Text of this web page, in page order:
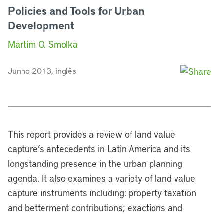
Policies and Tools for Urban
Development
Martim O. Smolka
Junho 2013, inglês
This report provides a review of land value
capture’s antecedents in Latin America and its
longstanding presence in the urban planning
agenda. It also examines a variety of land value
capture instruments including: property taxation
and betterment contributions; exactions and